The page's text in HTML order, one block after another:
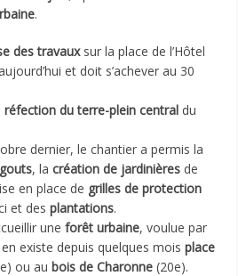
.
des travauxsur la place de l’Hôtel
et doit s’achever au 30
réfection du terre-plein central du
dernier, le chantier a permis la
, lacréation de jardinières de
en place de grilles de protection
et desplantations.
uneforêt urbaine, voulue par
existe depuis quelques moisplace
ou aubois de Charonne (20e).